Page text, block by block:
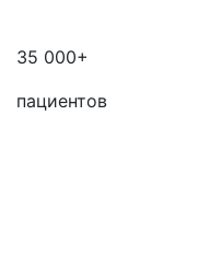
35 000+
пациентов